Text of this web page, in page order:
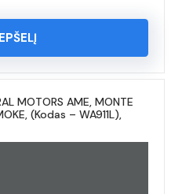
MOTORS AME, MONTE
(Kodas – WA911L),